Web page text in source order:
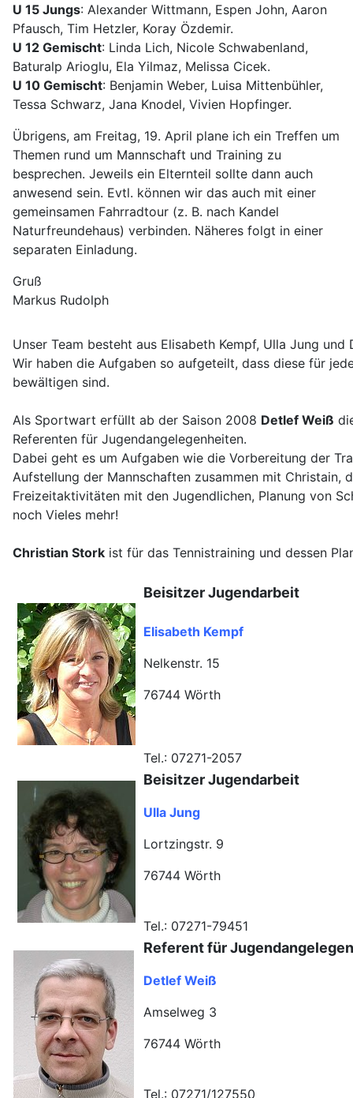
U 15 Jungs: Alexander Wittmann, Espen John, Aaron
Pfausch, Tim Hetzler, Koray Özdemir.
U 12 Gemischt: Linda Lich, Nicole Schwabenland,
Baturalp Arioglu, Ela Yilmaz, Melissa Cicek.
U 10 Gemischt: Benjamin Weber, Luisa Mittenbühler,
Tessa Schwarz, Jana Knodel, Vivien Hopfinger.
Übrigens, am Freitag, 19. April plane ich ein Treffen um
Themen rund um Mannschaft und Training zu
besprechen. Jeweils ein Elternteil sollte dann auch
anwesend sein. Evtl. können wir das auch mit einer
gemeinsamen Fahrradtour (z. B. nach Kandel
Naturfreundehaus) verbinden. Näheres folgt in einer
separaten Einladung.
Gruß
Markus Rudolph
Unser Team besteht aus Elisabeth Kempf, Ulla Jung und
Wir haben die Aufgaben so aufgeteilt, dass diese für
bewältigen sind.
Als Sportwart erfüllt ab der Saison 2008 Detlef Weiß
Referenten für Jugendangelegenheiten.
Dabei geht es um Aufgaben wie die Vorbereitung der
Aufstellung der Mannschaften zusammen mit Christain,
Freizeitaktivitäten mit den Jugendlichen, Planung von
noch Vieles mehr!
Christian Stork ist für das Tennistraining und dessen
Beisitzer Jugendarbeit
Elisabeth Kempf
Nelkenstr. 15
76744 Wörth
Tel.: 07271-2057
Beisitzer Jugendarbeit
Ulla Jung
Lortzingstr. 9
76744 Wörth
Tel.: 07271-79451
Referent für
Detlef Weiß
Amselweg 3
76744 Wörth
Tel.: 07271/127550